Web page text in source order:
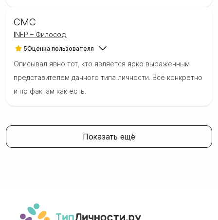
CMC
INFP – Философ
5Оценка пользователя
Описывал явно тот, кто является ярко выраженным
представителем данного типа личности. Всё конкретно
и по фактам как есть.
Показать ещё